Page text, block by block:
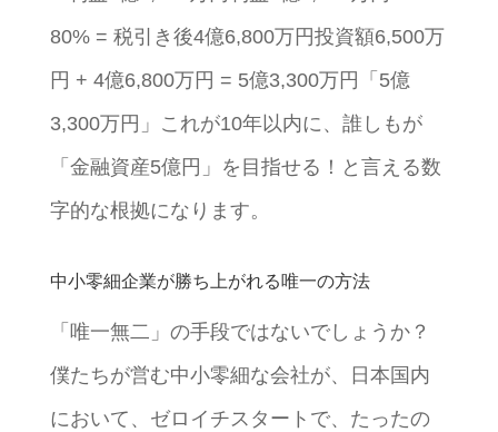
80% = 税引き後4億6,800万円投資額6,500万
円 + 4億6,800万円 = 5億3,300万円「5億
3,300万円」これが10年以内に、誰しもが
「金融資産5億円」を目指せる！と言える数
字的な根拠になります。
中小零細企業が勝ち上がれる唯一の方法
「唯一無二」の手段ではないでしょうか？
僕たちが営む中小零細な会社が、日本国内
において、ゼロイチスタートで、たったの